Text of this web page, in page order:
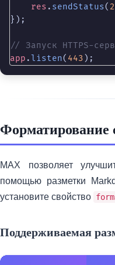
res . sendStatus(
});
// Запуск HTTPS-
app .listen( 443 );
Форматирование
MAX позволяет
помощью разметки
установите свойство
Поддерживаемая